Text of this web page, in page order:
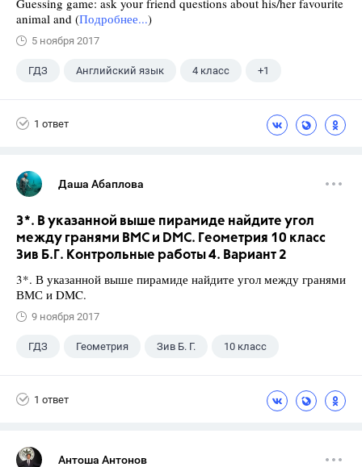
Guessing game: ask your friend questions about his/her favourite
animal and (Подробнее...)
5 ноября 2017
ГДЗ Английский язык 4 класс +1
1 ответ
Даша Абаплова
3*. В указанной выше пирамиде найдите угол
между гранями ВМС и DMC. Геометрия 10 класс
Зив Б.Г. Контрольные работы 4. Вариант 2
3*. В указанной выше пирамиде найдите угол между гранями
ВМС и DMC.
9 ноября 2017
ГДЗ Геометрия Зив Б. Г. 10 класс
1 ответ
Антоша Антонов